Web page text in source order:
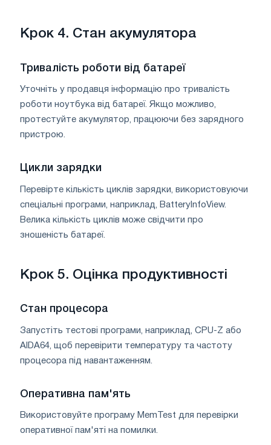
Крок 4. Стан акумулятора
Тривалість роботи від батареї
Уточніть у продавця інформацію про тривалість
роботи ноутбука від батареї. Якщо можливо,
протестуйте акумулятор, працюючи без зарядного
пристрою.
Цикли зарядки
Перевірте кількість циклів зарядки, використовуючи
спеціальні програми, наприклад, BatteryInfoView.
Велика кількість циклів може свідчити про
зношеність батареї.
Крок 5. Оцінка продуктивності
Стан процесора
Запустіть тестові програми, наприклад, CPU-Z або
AIDA64, щоб перевірити температуру та частоту
процесора під навантаженням.
Оперативна пам'ять
Використовуйте програму MemTest для перевірки
оперативної пам'яті на помилки.